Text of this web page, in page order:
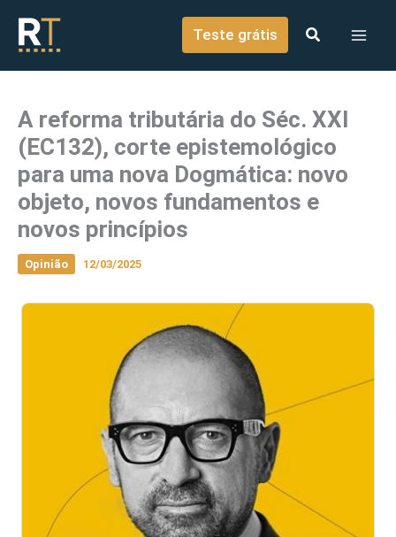
conteúdo
Teste grátis
A reforma tributária do Séc. XXI
(EC132), corte epistemológico
para uma nova Dogmática: novo
objeto, novos fundamentos e
novos princípios
Opinião 12/03/2025